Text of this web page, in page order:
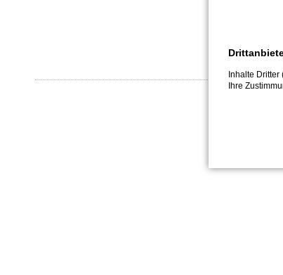
Inhalte Dritter
Ihre